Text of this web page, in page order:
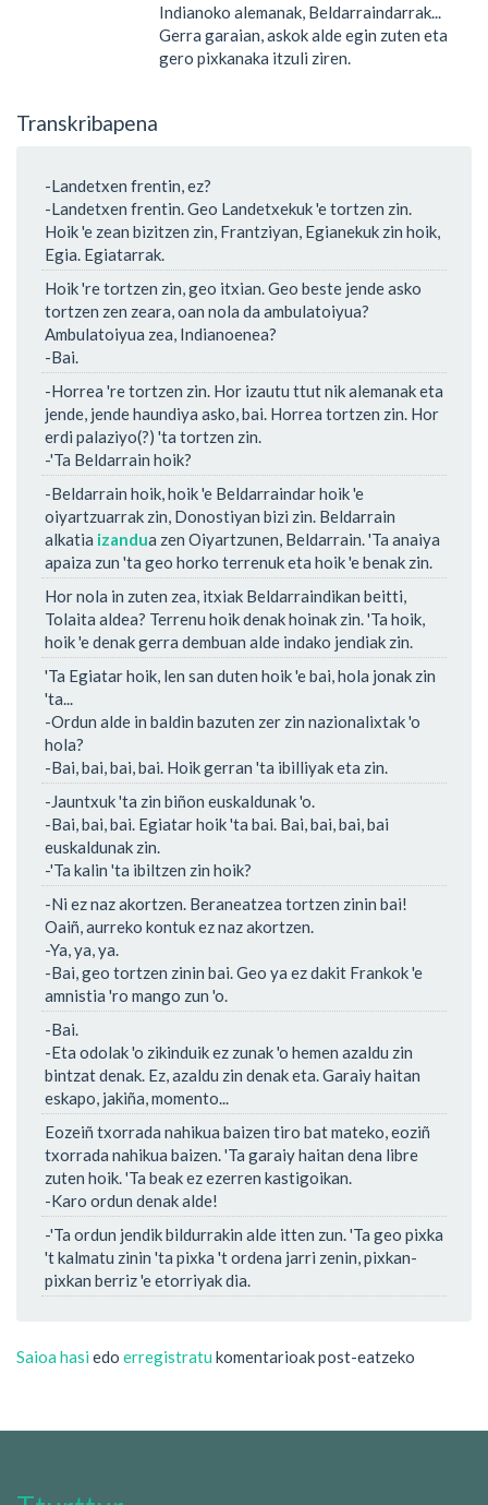
Indianoko alemanak, Beldarraindarrak...
Gerra garaian, askok alde egin zuten eta
gero pixkanaka itzuli ziren.
Transkribapena
-Landetxen frentin, ez?
-Landetxen frentin. Geo Landetxekuk 'e tortzen zin.
Hoik 'e zean bizitzen zin, Frantziyan, Egianekuk zin hoik,
Egia. Egiatarrak.
Hoik 're tortzen zin, geo itxian. Geo beste jende asko
tortzen zen zeara, oan nola da ambulatoiyua?
Ambulatoiyua zea, Indianoenea?
-Bai.
-Horrea 're tortzen zin. Hor izautu ttut nik alemanak eta
jende, jende haundiya asko, bai. Horrea tortzen zin. Hor
erdi palaziyo(?) 'ta tortzen zin.
-'Ta Beldarrain hoik?
-Beldarrain hoik, hoik 'e Beldarraindar hoik 'e
oiyartzuarrak zin, Donostiyan bizi zin. Beldarrain
alkatia izandua zen Oiyartzunen, Beldarrain. 'Ta anaiya
apaiza zun 'ta geo horko terrenuk eta hoik 'e benak zin.
Hor nola in zuten zea, itxiak Beldarraindikan beitti,
Tolaita aldea? Terrenu hoik denak hoinak zin. 'Ta hoik,
hoik 'e denak gerra dembuan alde indako jendiak zin.
'Ta Egiatar hoik, len san duten hoik 'e bai, hola jonak zin
'ta...
-Ordun alde in baldin bazuten zer zin nazionalixtak 'o
hola?
-Bai, bai, bai, bai. Hoik gerran 'ta ibilliyak eta zin.
-Jauntxuk 'ta zin biñon euskaldunak 'o.
-Bai, bai, bai. Egiatar hoik 'ta bai. Bai, bai, bai, bai
euskaldunak zin.
-'Ta kalin 'ta ibiltzen zin hoik?
-Ni ez naz akortzen. Beraneatzea tortzen zinin bai!
Oaiñ, aurreko kontuk ez naz akortzen.
-Ya, ya, ya.
-Bai, geo tortzen zinin bai. Geo ya ez dakit Frankok 'e
amnistia 'ro mango zun 'o.
-Bai.
-Eta odolak 'o zikinduik ez zunak 'o hemen azaldu zin
bintzat denak. Ez, azaldu zin denak eta. Garaiy haitan
eskapo, jakiña, momento...
Eozeiñ txorrada nahikua baizen tiro bat mateko, eoziñ
txorrada nahikua baizen. 'Ta garaiy haitan dena libre
zuten hoik. 'Ta beak ez ezerren kastigoikan.
-Karo ordun denak alde!
-'Ta ordun jendik bildurrakin alde itten zun. 'Ta geo pixka
't kalmatu zinin 'ta pixka 't ordena jarri zenin, pixkan-
pixkan berriz 'e etorriyak dia.
Saioa hasi edo erregistratu komentarioak post-eatzeko